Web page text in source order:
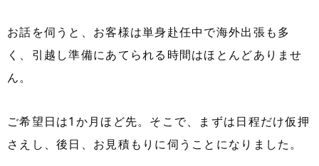
お話を伺うと、お客様は単身赴任中で海外出張も多
く、引越し準備にあてられる時間はほとんどありませ
ん。
ご希望日は1か月ほど先。そこで、まずは日程だけ仮押
さえし、後日、お見積もりに伺うことになりました。